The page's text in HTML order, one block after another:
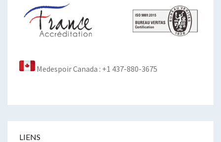
Medespoir Canada : +1 437-880-3675
LIENS